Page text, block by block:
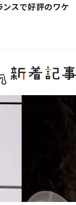
ンスで好評のワケ